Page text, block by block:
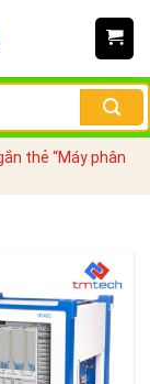
thẻ “Máy phân